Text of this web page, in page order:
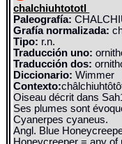
chalchiuhtototl
Paleografía:
Grafía normalizada:
Tipo: r.n.
Traducción uno:
Traducción dos:
Diccionario:Wimmer
Contexto:
Oiseau décrit dans
Ses plumes sont
Cyanerpes cyaneus.
Angl. Blue